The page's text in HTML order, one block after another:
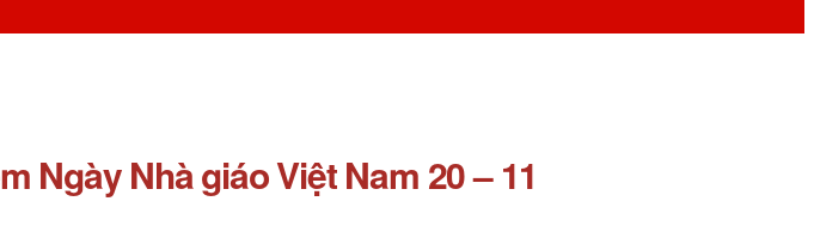
Ngày Nhà giáo Việt Nam 20 – 11